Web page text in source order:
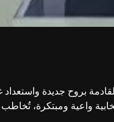
بروح جديدة واستعداد
واعية ومبتكرة، تُخاطب